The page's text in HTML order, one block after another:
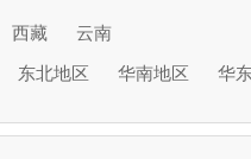
西藏
云南
东北地区 华南地区 华